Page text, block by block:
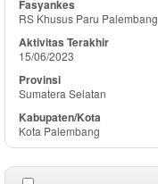
RS Khusus Paru Palembang
15/06/2023
Sumatera Selatan
Kota Palembang